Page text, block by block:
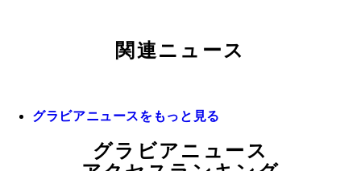
関連ニュース
グラビアニュースをもっと見る
グラビアニュース